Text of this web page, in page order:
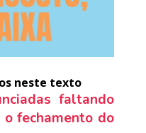
neste texto
faltando
o fechamento do